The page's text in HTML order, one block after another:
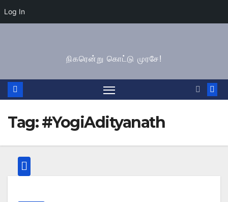
Log In
நிகரென்று கொட்டு முரசே!
Tag:#YogiAdityanath